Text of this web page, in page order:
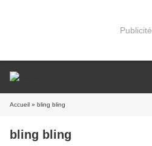
Publicité
Accueil » bling bling
bling bling